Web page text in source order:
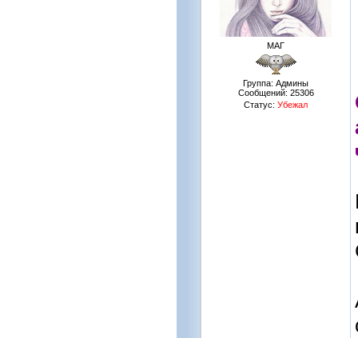
МАГ
Группа: Админы
Сообщений: 25306
Статус: Убежал